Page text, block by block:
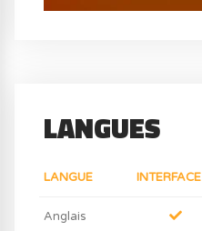
LANGUES
LANGUE INTERFACE
Anglais